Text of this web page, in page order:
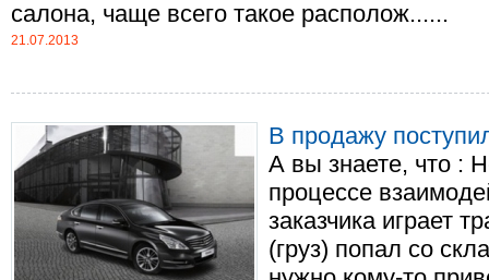
салона, чаще всего такое располож......
21.07.2013
В продажу
А вы знаете, что :
процессе
заказчика играет
(груз) попал со